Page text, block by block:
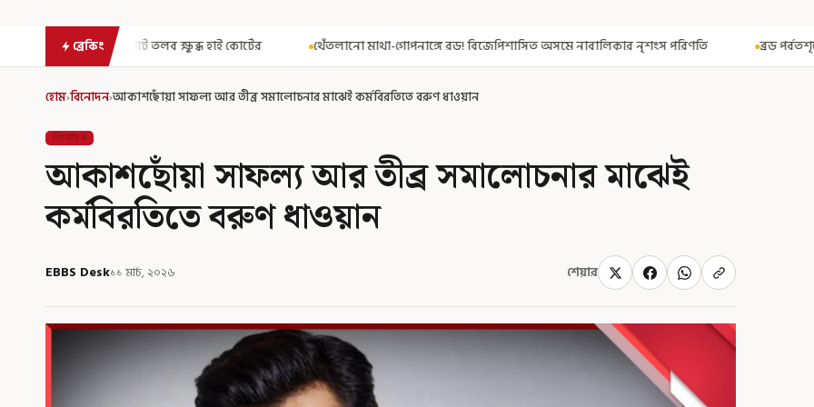
ব্রেকিং
তলব ক্ষুব্ধ হাই কোর্টের থেঁতলানো মাথা-গোপনাঙ্গে রড! বিজেপিশাসিত অসমে নাবালিকার নৃশংস পরিণতি ব্রড পর্বতশৃঙ্গে তুষারধসে মৃত নির্মল
হোম›বিনোদন›আকাশছোঁয়া সাফল্য আর তীব্র সমালোচনার মাঝেই কর্মবিরতিতে বরুণ ধাওয়ান
বিনোদন
আকাশছোঁয়া সাফল্য আর তীব্র সমালোচনার মাঝেই
কর্মবিরতিতে বরুণ ধাওয়ান
EBBS Desk১১ মার্চ, ২০২৬ শেয়ার